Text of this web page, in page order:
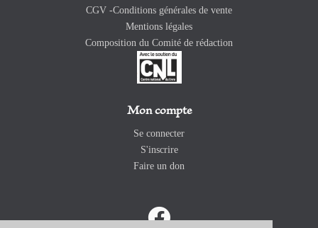
CGV -Conditions générales de vente
Mentions légales
Composition du Comité de rédaction
Mon compte
Se connecter
S'inscrire
Faire un don